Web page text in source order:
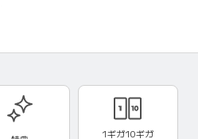
1ギガ10ギガ